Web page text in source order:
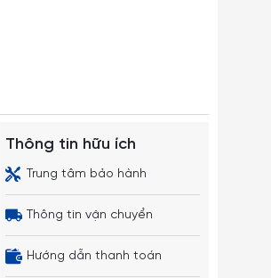
Thông tin hữu ích
Trung tâm bảo hành
Thông tin vận chuyển
Hướng dẫn thanh toán